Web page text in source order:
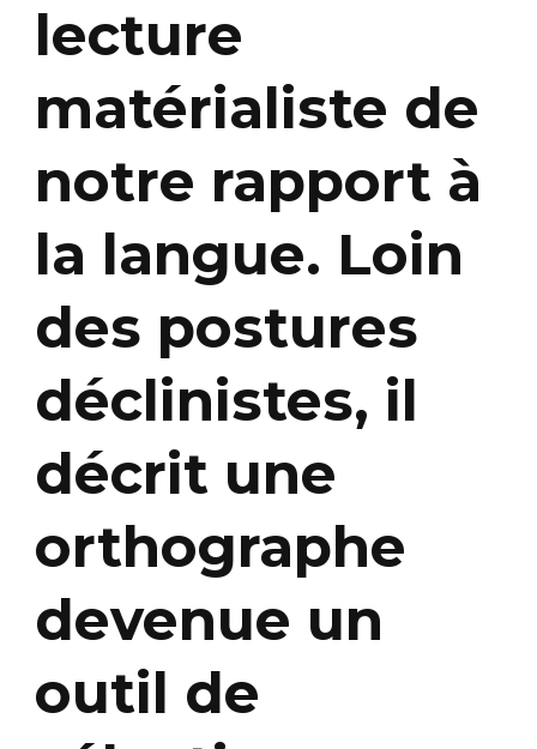
lecture
matérialiste de
notre rapport à
la langue. Loin
des postures
déclinistes, il
décrit une
orthographe
devenue un
outil de